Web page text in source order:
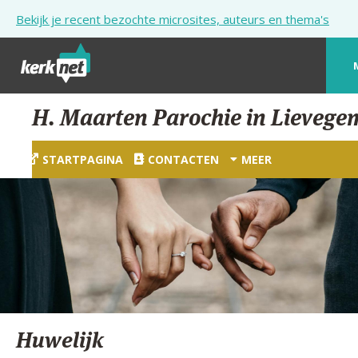
Bekijk je recent bezochte microsites, auteurs en thema's
STARTPAGINA
KERK
VIERINGEN
SHOP
ZOEKEN
HULP
STARTPAGINA PORTAAL
MIJN PAROCHIE
H. Maarten Parochie in
STARTPAGINA CONTACTEN MEER
Huwelijk